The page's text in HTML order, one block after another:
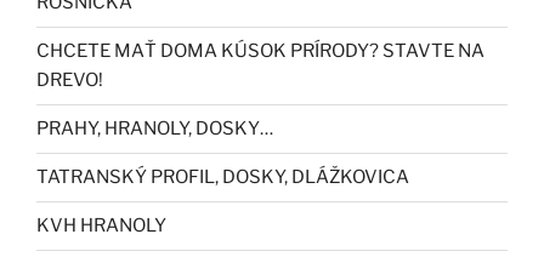
CHCETE MAŤ DOMA KÚSOK PRÍRODY? STAVTE NA
DREVO!
PRAHY, HRANOLY, DOSKY…
TATRANSKÝ PROFIL, DOSKY, DLÁŽKOVICA
KVH HRANOLY